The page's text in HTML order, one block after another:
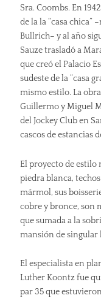
Sra. Coombs. En
de la la “casa chica”
Bullrich– y al año
Sauze trasladó a
que creó el Palacio
sudeste de la “casa
mismo estilo. La
Guillermo y Miguel
del Jockey Club en
cascos de estancias
El proyecto de estilo
piedra blanca,
mármol, sus
cobre y bronce, son
que sumada a la
mansión de singular
El especialista en
Luther Koontz fue
par 35 que